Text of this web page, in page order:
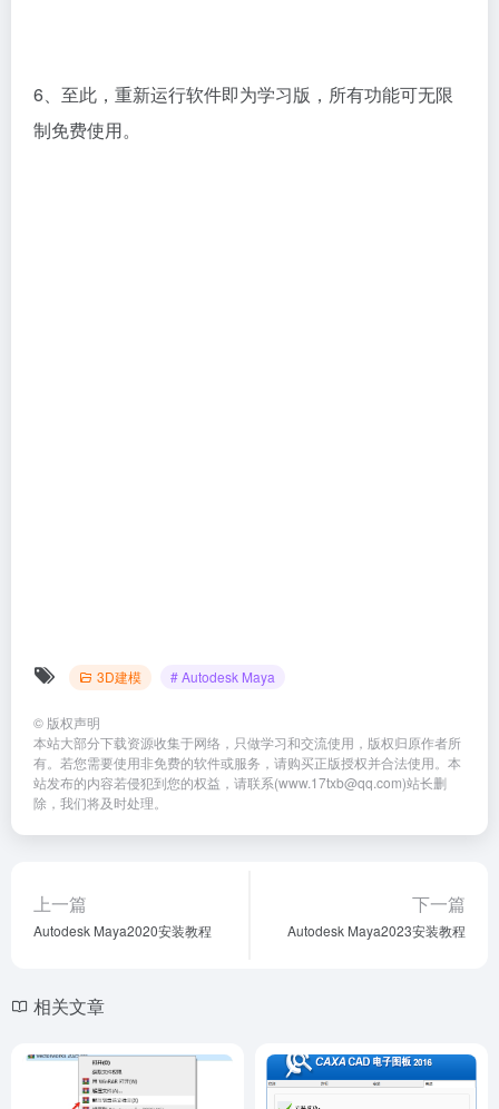
6、至此，重新运行软件即为学习版，所有功能可无限
制免费使用。
3D建模 # Autodesk Maya
© 版权声明
本站大部分下载资源收集于网络，只做学习和交流使用，版权归原作者所
有。若您需要使用非免费的软件或服务，请购买正版授权并合法使用。本
站发布的内容若侵犯到您的权益，请联系(www.17txb@qq.com)站长删
除，我们将及时处理。
上一篇
Autodesk Maya2020安装教程
下一篇
Autodesk Maya2023安装教程
相关文章